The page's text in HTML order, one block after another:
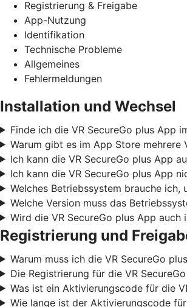
Registrierung & Freigabe
App-Nutzung
Identifikation
Technische Probleme
Allgemeines
Fehlermeldungen
Installation und Wechsel
Finde ich die VR SecureGo plus App
Warum gibt es im App Store mehrere
Ich kann die VR SecureGo plus App
Ich kann die VR SecureGo plus App
Welches Betriebssystem brauche ich,
Welche Version muss das
Wird die VR SecureGo plus App
Registrierung und
Warum muss ich die VR SecureGo
Die Registrierung für die VR
Was ist ein Aktivierungscode für die
Wie lange ist der Aktivierungscode